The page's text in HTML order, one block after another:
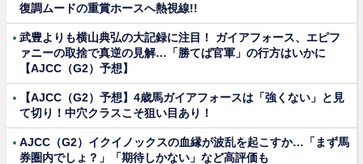
復調ムードの重賞ホースへ熱視線!!
武豊よりも横山典弘の大記録に注目！ ガイアフォース、エピフ
ァニーの取捨で真逆の見解…「勝てば官軍」の行方はいかに
【AJCC（G2）予想】
【AJCC（G2）予想】4歳馬ガイアフォースは「強くない」と見
て切り！中穴クラスこそ狙い目あり！
AJCC（G2）イクイノックスの血縁が波乱を起こすか…「まず馬
券圏内でしょ？」「期待しかない」など高評価も